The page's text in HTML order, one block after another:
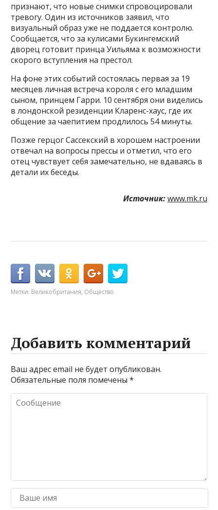
признают, что новые снимки спровоцировали
тревогу. Один из источников заявил, что
визуальный образ уже не поддается контролю.
Сообщается, что за кулисами Букингемский
дворец готовит принца Уильяма к возможности
скорого вступления на престол.
На фоне этих событий состоялась первая за 19
месяцев личная встреча короля с его младшим
сыном, принцем Гарри. 10 сентября они виделись
в лондонской резиденции Кларенс-хаус, где их
общение за чаепитием продлилось 54 минуты.
Позже герцог Сассекский в хорошем настроении
отвечал на вопросы прессы и отметил, что его
отец чувствует себя замечательно, не вдаваясь в
детали их беседы.
Источник: www.mk.ru
Метки: Великобритания, Общество
Добавить комментарий
Ваш адрес email не будет опубликован.
Обязательные поля помечены*